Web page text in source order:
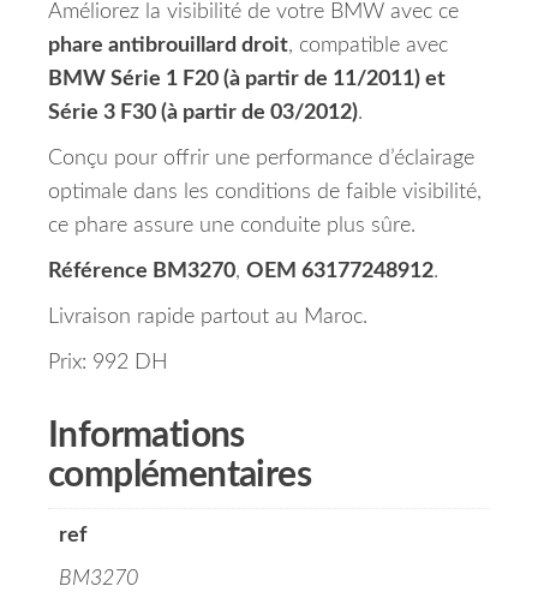
Améliorez la visibilité de votre BMW avec ce
phare antibrouillard droit, compatible avec
BMW Série 1 F20 (à partir de 11/2011) et
Série 3 F30 (à partir de 03/2012).
Conçu pour offrir une performance d’éclairage
optimale dans les conditions de faible visibilité,
ce phare assure une conduite plus sûre.
Référence BM3270, OEM 63177248912.
Livraison rapide partout au Maroc.
Prix: 992 DH
Informations
complémentaires
ref
BM3270